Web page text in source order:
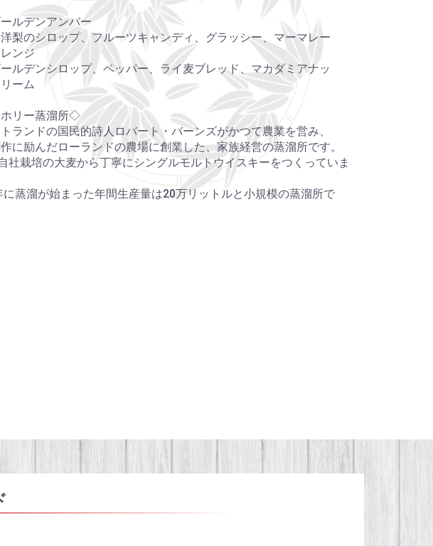
ルデンアンバー
梨のシロップ、フルーツキャンディ、グラッシー、マーマレー
ンジ
ルデンシロップ、ペッパー、ライ麦ブレッド、マカダミアナッ
ーム
リー蒸溜所◇
ランドの国民的詩人ロバート・バーンズがかつて農業を営み、
に励んだローランドの農場に創業した、家族経営の蒸溜所です。
社栽培の大麦から丁寧にシングルモルトウイスキーをつくっていま
に蒸溜が始まった年間生産量は20万リットルと小規模の蒸溜所で